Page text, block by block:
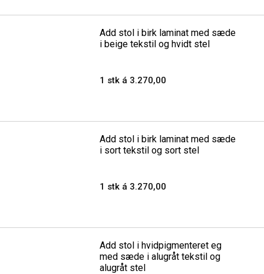
Add stol i birk laminat med sæde
i beige tekstil og hvidt stel
1 stk á 3.270,00
Add stol i birk laminat med sæde
i sort tekstil og sort stel
1 stk á 3.270,00
Add stol i hvidpigmenteret eg
med sæde i alugråt tekstil og
alugråt stel